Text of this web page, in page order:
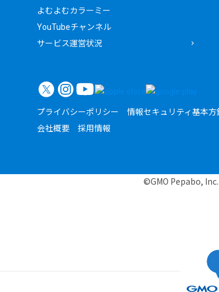
よむよむカラーミー
YouTubeチャンネル
サービス運営状況
プライバシーポリシー 情報セキュリティ基本方
会社概要
採用情報
©GMO Pepabo,